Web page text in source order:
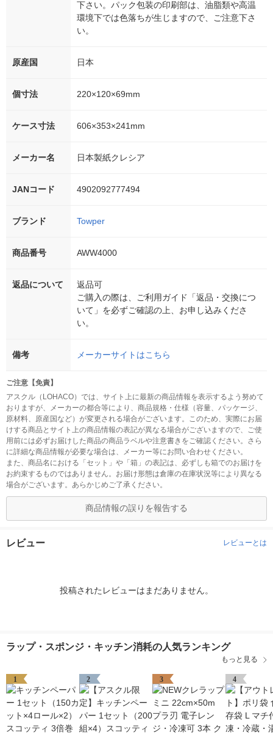
下さい。パック包装の印刷部は、油脂類や高温
環境下では色落ちが生じますので、ご注意下さ
い。
原産国 日本
個寸法 220×120×69mm
ケース寸法 606×353×241mm
メーカー名 日本製紙クレシア
JANコード 4902092777494
ブランド Towper
商品番号 AWW4000
返品について
返品可
ご購入の際は、ご利用ガイド「返品・交換につ
いて」を必ずご確認の上、お申し込みくださ
い。
備考 メーカーサイトはこちら
ご注意【免責】
アスクル（LOHACO）では、サイト上に最新の商品情報を表示するよう努めて
おりますが、メーカーの都合等により、商品規格・仕様（容量、パッケージ、
原材料、原産国など）が変更される場合がございます。このため、実際にお届
けする商品とサイト上の商品情報の表記が異なる場合がございますので、ご使
用前には必ずお届けした商品の商品ラベルや注意書きをご確認ください。さら
に詳細な商品情報が必要な場合は、メーカー等にお問い合わせください。
また、商品名における「セット」や「箱」の表記は、必ずしも箱でのお届けを
お約束するものではありません。お届け形態は倉庫の在庫状況等により異なる
場合がございます。あらかじめご了承ください。
商品情報の誤りを報告する
レビュー レビューとは
投稿されたレビューはまだありません。
ラップ・スポンジ・キッチン消耗の人気ランキング
もっと見る
1 2 3 4